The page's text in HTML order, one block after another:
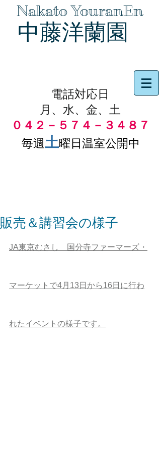
Nakato YouranEn
中藤洋蘭園
電話対応日
月、水、金、土
０４２－５７４－３４８７
毎週土曜日温室公開中
販売＆講習会の様子
JA東京むさし　国分寺ファーマーズ・
マーケットで4月13日から16日に行わ
れたイベントの様子です。